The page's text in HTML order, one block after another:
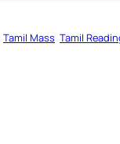
Tamil Mass Tamil